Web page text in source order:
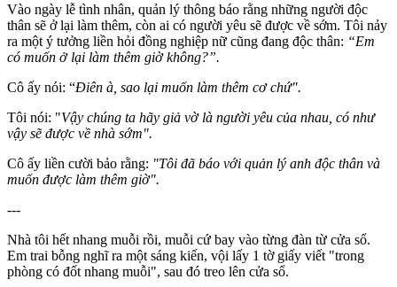
Vào ngày lễ tình nhân, quản lý thông báo rằng những người độc
thân sẽ ở lại làm thêm, còn ai có người yêu sẽ được về sớm. Tôi nảy
ra một ý tưởng liền hỏi đồng nghiệp nữ cũng đang độc thân: “Em
có muốn ở lại làm thêm giờ không?”.
Cô ấy nói: “Điên à, sao lại muốn làm thêm cơ chứ".
Tôi nói: "Vậy chúng ta hãy giả vờ là người yêu của nhau, có như
vậy sẽ được về nhà sớm".
Cô ấy liền cười bảo rằng: "Tôi đã báo với quản lý anh độc thân và
muốn được làm thêm giờ".
---
Nhà tôi hết nhang muỗi rồi, muỗi cứ bay vào từng đàn từ cửa sổ.
Em trai bỗng nghĩ ra một sáng kiến, vội lấy 1 tờ giấy viết "trong
phòng có đốt nhang muỗi", sau đó treo lên cửa sổ.